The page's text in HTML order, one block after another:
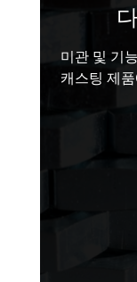
미관 및 기
캐스팅 제